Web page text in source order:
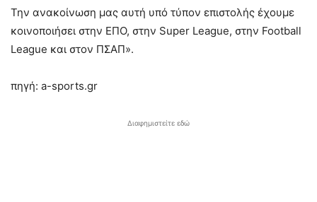
Την ανακοίνωση μας αυτή υπό τύπον επιστολής έχουμε
κοινοποιήσει στην ΕΠΟ, στην Super League, στην Football
League και στον ΠΣΑΠ».
πηγή: a-sports.gr
Διαφημιστείτε εδώ